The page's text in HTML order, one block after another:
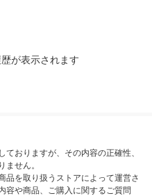
が表示されます
おりますが、その内容の正確性、
ません。
品を取り扱うストアによって運営さ
容や商品、ご購入に関するご質問